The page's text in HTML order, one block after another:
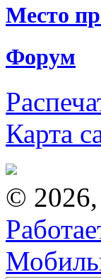
Место
Форум
Карта
©